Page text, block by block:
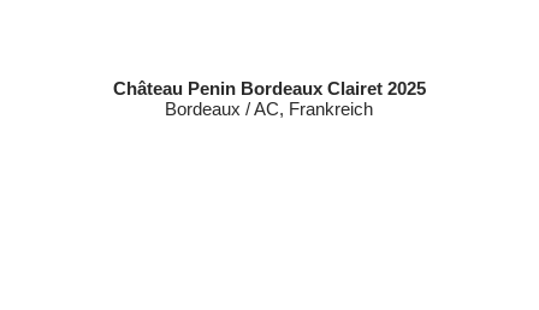
Château Penin Bordeaux Clairet 2025
Bordeaux / AC, Frankreich